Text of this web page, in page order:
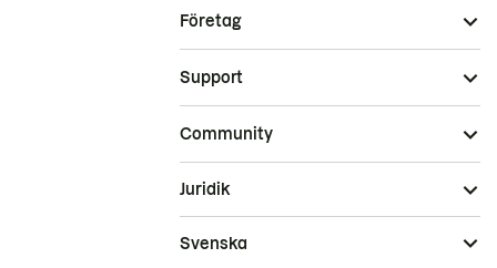
Företag
Support
Community
Juridik
Svenska